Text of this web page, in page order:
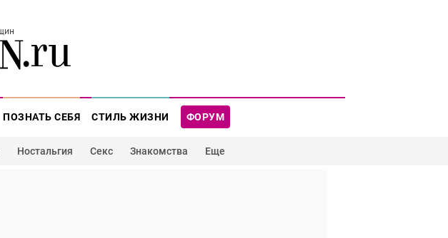
ФОРУМ
ПОЗНАТЬ СЕБЯ СТИЛЬ ЖИЗНИ
Ностальгия Секс Знакомства Еще